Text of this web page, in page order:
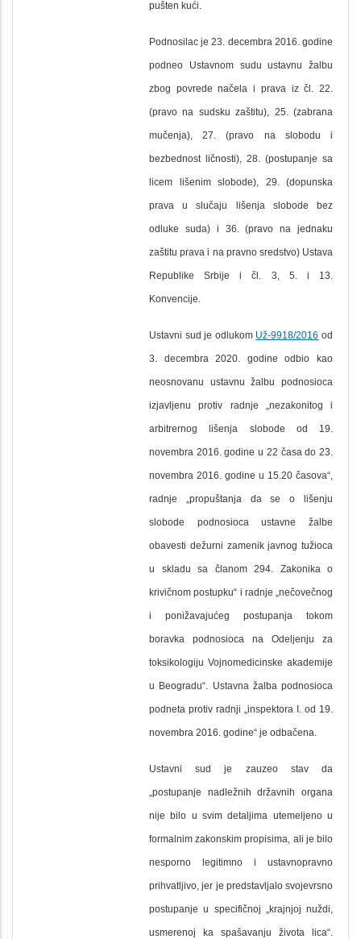
pušten kući.
Podnosilac je 23. decembra 2016. godine
podneo Ustavnom sudu ustavnu žalbu
zbog povrede načela i prava iz čl. 22.
(pravo na sudsku zaštitu), 25. (zabrana
mučenja), 27. (pravo na slobodu i
bezbednost ličnosti), 28. (postupanje sa
licem lišenim slobode), 29. (dopunska
prava u slučaju lišenja slobode bez
odluke suda) i 36. (pravo na jednaku
zaštitu prava i na pravno sredstvo) Ustava
Republike Srbije i čl. 3, 5. i 13.
Konvencije.
Ustavni sud je odlukom Už-9918/2016 od
3. decembra 2020. godine odbio kao
neosnovanu ustavnu žalbu podnosioca
izjavljenu protiv radnje „nezakonitog i
arbitrernog lišenja slobode od 19.
novembra 2016. godine u 22 časa do 23.
novembra 2016. godine u 15.20 časova“,
radnje „propuštanja da se o lišenju
slobode podnosioca ustavne žalbe
obavesti dežurni zamenik javnog tužioca
u skladu sa članom 294. Zakonika o
krivičnom postupku“ i radnje „nečovečnog
i ponižavajućeg postupanja tokom
boravka podnosioca na Odeljenju za
toksikologiju Vojnomedicinske akademije
u Beogradu“. Ustavna žalba podnosioca
podneta protiv radnji „inspektora I. od 19.
novembra 2016. godine“ je odbačena.
Ustavni sud je zauzeo stav da
„postupanje nadležnih državnih organa
nije bilo u svim detaljima utemeljeno u
formalnim zakonskim propisima, ali je bilo
nesporno legitimno i ustavnopravno
prihvatljivo, jer je predstavljalo svojevrsno
postupanje u specifičnoj „krajnjoj nuždi,
usmerenoj ka spašavanju života lica“.